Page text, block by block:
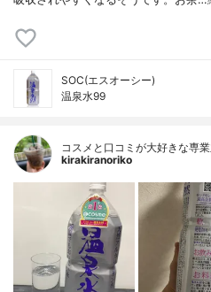
SOC(エスオーシー)
温泉水99
コスメと口コミが大好きな専
kirakiranoriko